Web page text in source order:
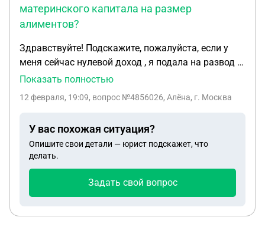
материнского капитала на размер
алиментов?
Здравствуйте! Подскажите, пожалуйста, если у
меня сейчас нулевой доход , я подала на развод и
на алименты на двоих детей и на себя в твердой
ребёнка . Если я сейчас подам на пособия с
супруга или на алименты это никак не влияет?
Показать полностью
12 февраля, 19:09, вопрос №4856026, Алёна, г. Москва
У вас похожая ситуация?
Опишите свои детали — юрист подскажет, что
делать.
Задать свой вопрос